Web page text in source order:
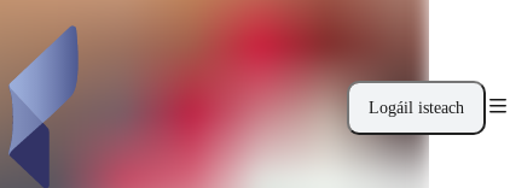
Logáil isteach